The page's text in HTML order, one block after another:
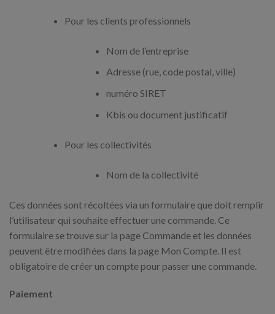
Pour les clients professionnels
Nom de l’entreprise
Adresse (rue, code postal, ville)
numéro SIRET
Kbis ou document justificatif
Pour les collectivités
Nom de la collectivité
Ces données sont récoltées via un formulaire que doit remplir
l’utilisateur qui souhaite effectuer une commande. Ce
formulaire se trouve sur la page Commande et les données
peuvent être modifiées dans la page Mon Compte. Il est
obligatoire de créer un compte pour passer une commande.
Paiement